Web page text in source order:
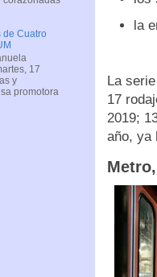
la
La
17
2019;
año, ya
de Cuatro
17
y
promotora